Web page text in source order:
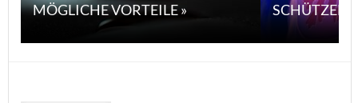
MÖGLICHE VORTEILE »
SCHÜTZEN